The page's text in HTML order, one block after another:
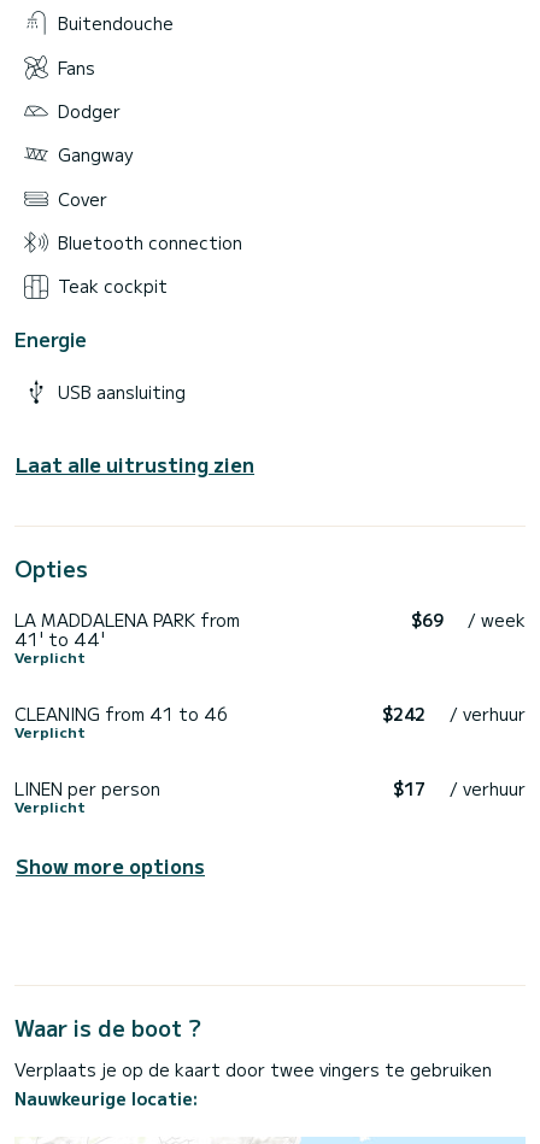
Buitendouche
Fans
Dodger
Gangway
Cover
Bluetooth connection
Teak cockpit
Energie
USB aansluiting
Laat alle uitrusting zien
Opties
LA MADDALENA PARK from
41' to 44'
Verplicht
$69 / week
CLEANING from 41 to 46
Verplicht
$242 / verhuur
LINEN per person
Verplicht
$17 / verhuur
Show more options
Waar is de boot ?
Verplaats je op de kaart door twee vingers te gebruiken
Nauwkeurige locatie: